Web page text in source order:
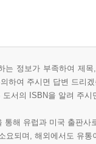
는 정보가 부족하여 제
하여 주시면 답변 드리
서의 ISBN을 알려 주
해 유럽과 미국 출판사
요되며, 해외에서도 유